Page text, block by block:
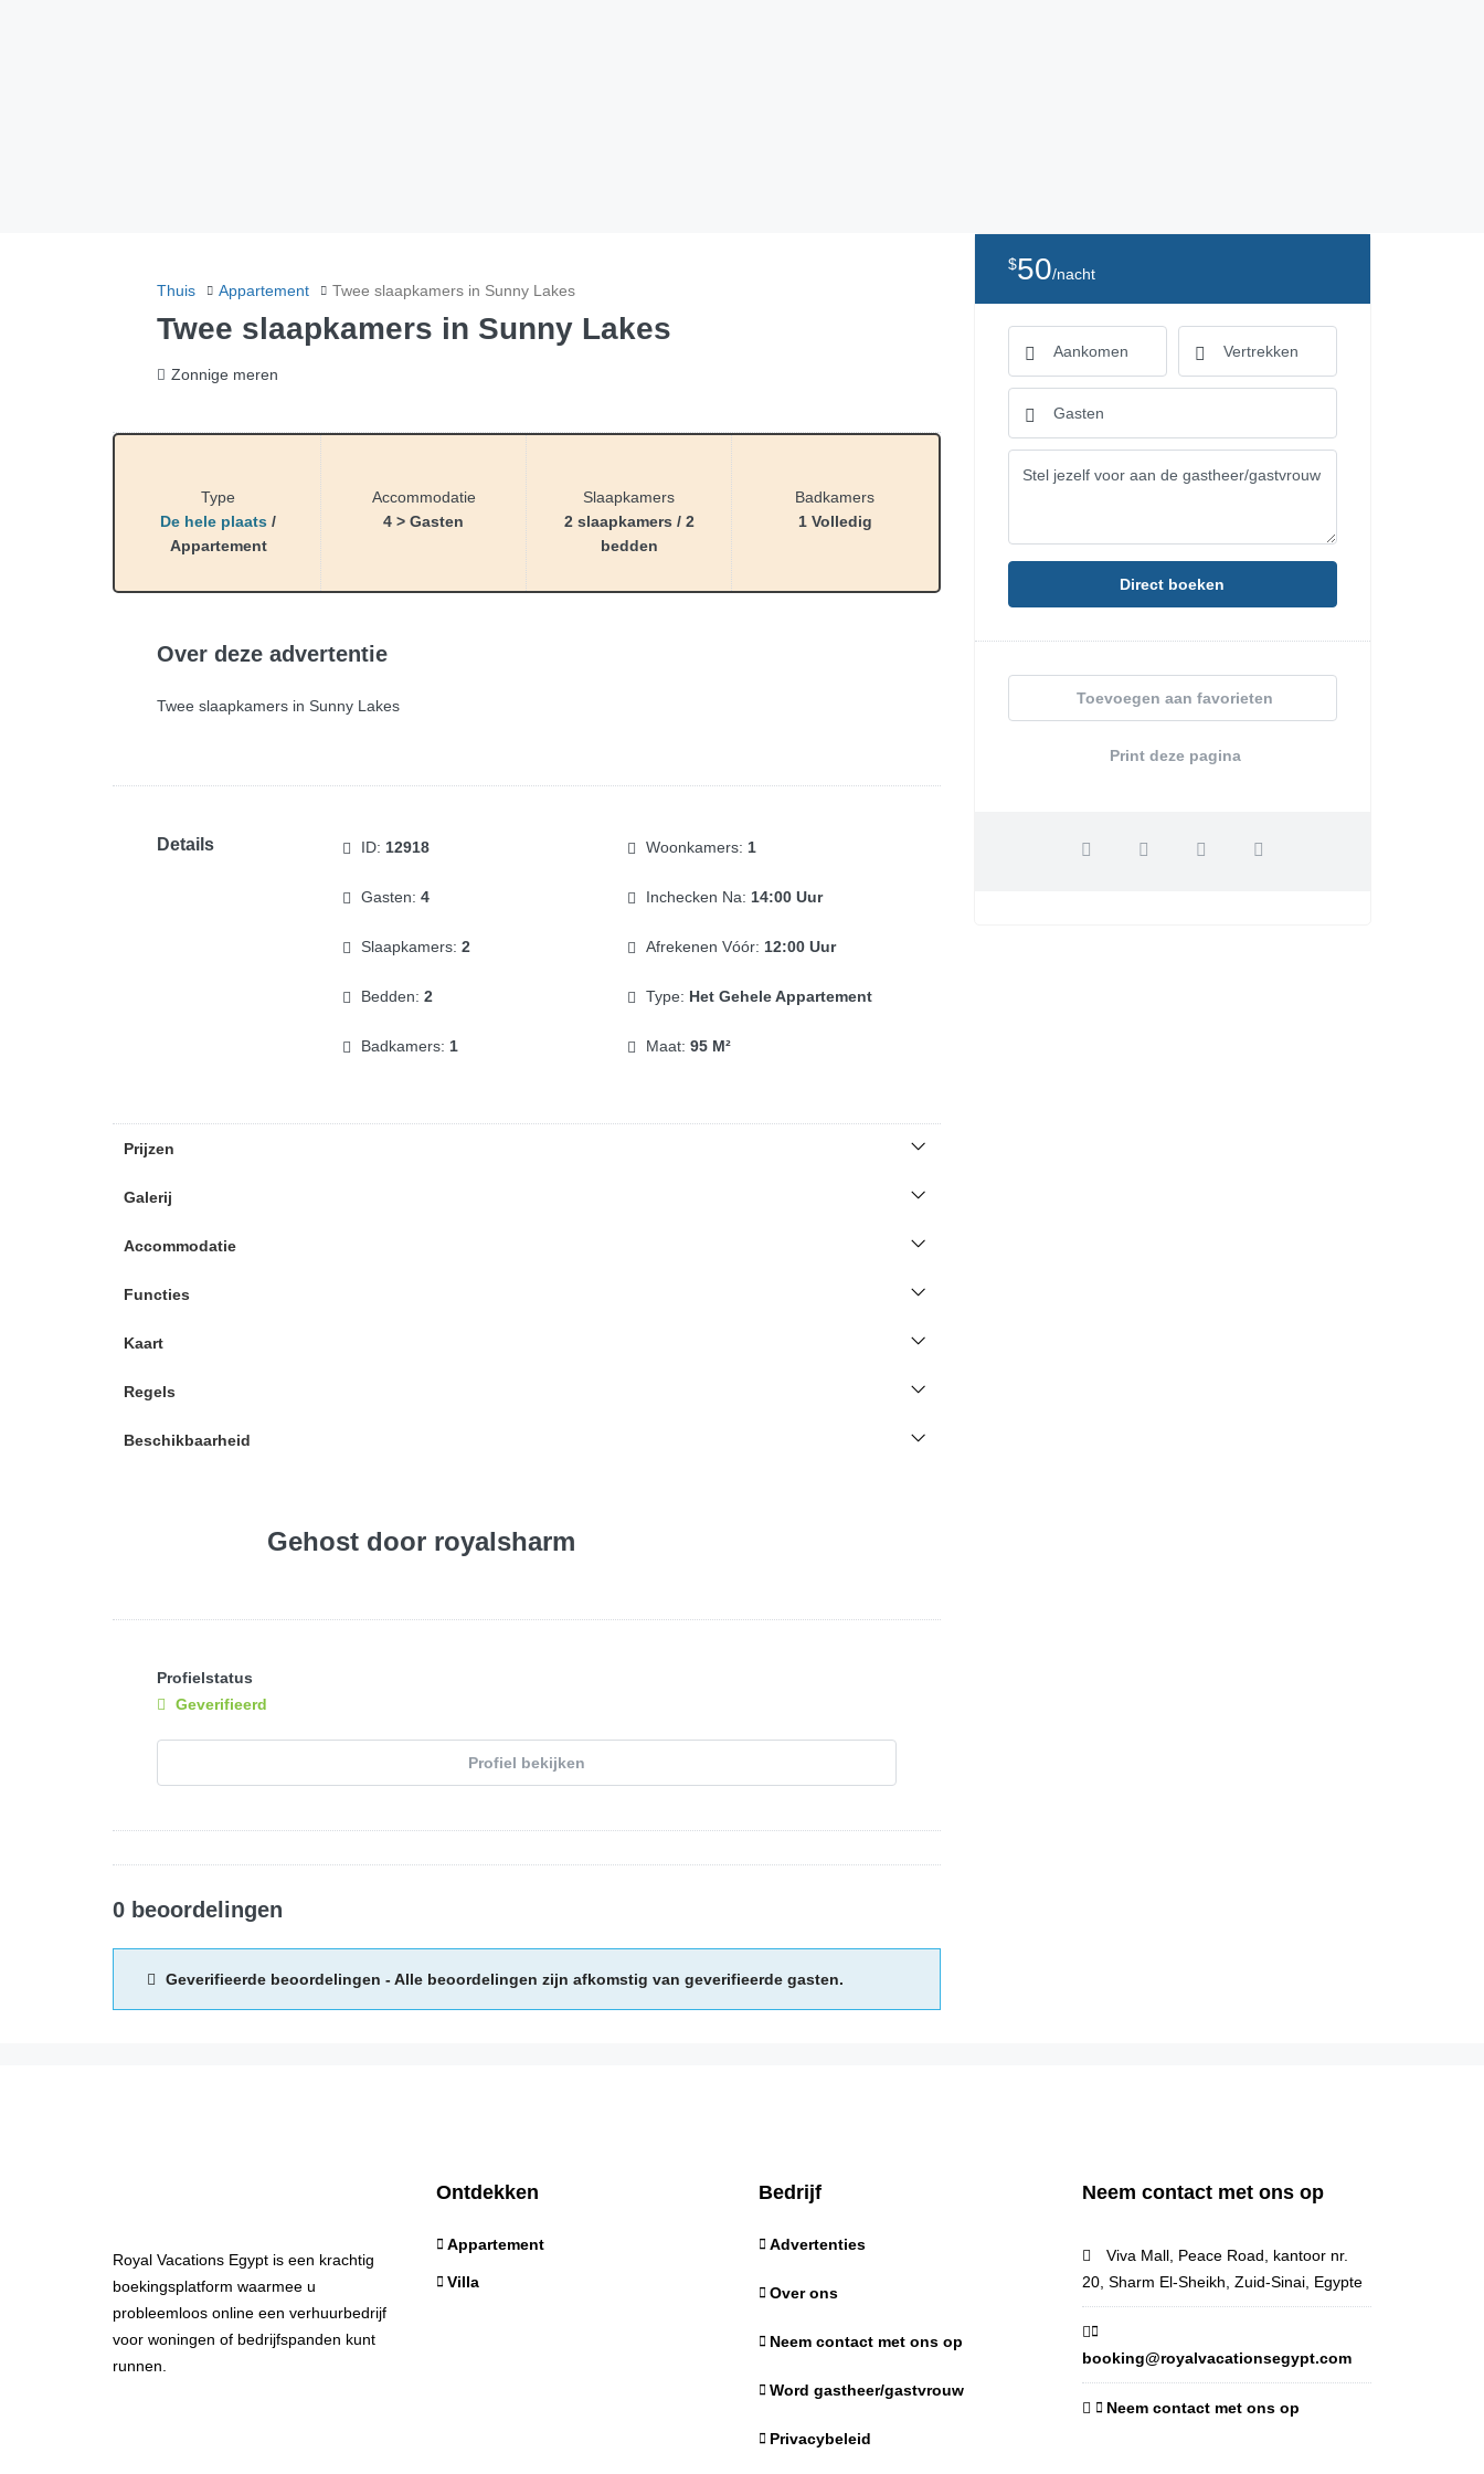
Thuis Appartement Twee slaapkamers in Sunny Lakes
Twee slaapkamers in Sunny Lakes
Zonnige meren
Type
De hele plaats /
Appartement
Accommodatie
4 > Gasten
Slaapkamers
2 slaapkamers / 2
bedden
Badkamers
1 Volledig
Over deze advertentie
Twee slaapkamers in Sunny Lakes
Details ID: 12918
Gasten: 4
Slaapkamers: 2
Bedden: 2
Badkamers: 1
Woonkamers: 1
Inchecken Na: 14:00 Uur
Afrekenen Vóór: 12:00 Uur
Type: Het Gehele Appartement
Maat: 95 M²
Prijzen
Galerij
Accommodatie
Functies
Kaart
Regels
Beschikbaarheid
Gehost door royalsharm
Profielstatus
Geverifieerd
Profiel bekijken
0 beoordelingen
Geverifieerde beoordelingen - Alle beoordelingen zijn afkomstig van geverifieerde gasten.
$50/nacht
Direct boeken
Toevoegen aan favorieten
Print deze pagina
Royal Vacations Egypt is een krachtig
boekingsplatform waarmee u
probleemloos online een verhuurbedrijf
voor woningen of bedrijfspanden kunt
runnen.
Ontdekken
Appartement
Villa
Bedrijf
Advertenties
Over ons
Neem contact met ons op
Word gastheer/gastvrouw
Privacybeleid
Neem contact met ons op
Viva Mall, Peace Road, kantoor nr.
20, Sharm El-Sheikh, Zuid-Sinai, Egypte
booking@royalvacationsegypt.com
Neem contact met ons op